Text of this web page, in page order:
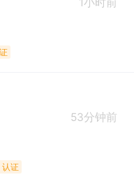
53分钟前
认证